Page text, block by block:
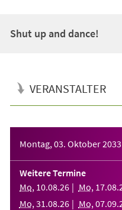
Shut up and dance!
VERANSTALTER
Montag, 03. Oktober 2033
Weitere Termine
Mo, 10.08.26 Mo, 17.08.
Mo, 31 .08.26 Mo, 07.09.